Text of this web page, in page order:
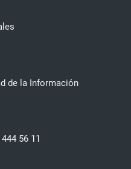
de la Información
56 11